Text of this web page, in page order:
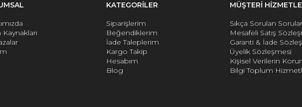
Kaynakları
KATEGORİLER
Siparişlerim
Beğendiklerim
İade Taleplerim
Kargo Takip
Hesabım
Blog
MÜŞTERİ
Sıkça Sorulan Sorular
Mesafeli Satış
Garanti & İade
Üyelik Sözleşmesi
Kişisel Verilerin
Bilgi Toplum